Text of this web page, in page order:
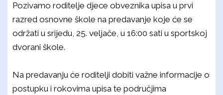
Pozivamo roditelje djece obveznika upisa u prvi
razred osnovne škole na predavanje koje će se
održati u srijedu, 25. veljače, u 16:00 sati u sportskoj
dvorani škole.
Na predavanju će roditelji dobiti važne informacije o
postupku i rokovima upisa te područjima